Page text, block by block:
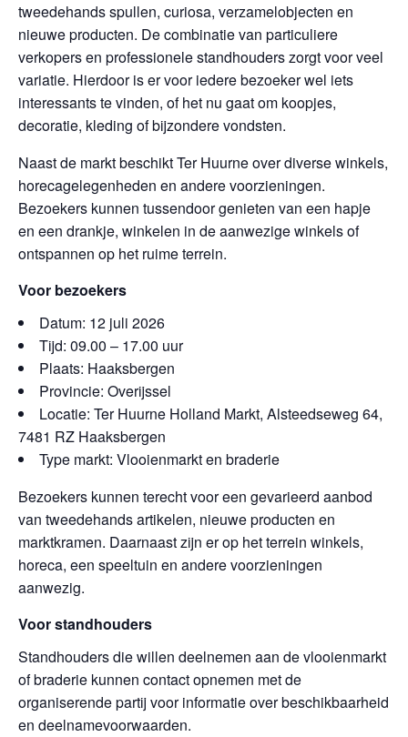
tweedehands spullen, curiosa, verzamelobjecten en
nieuwe producten. De combinatie van particuliere
verkopers en professionele standhouders zorgt voor veel
variatie. Hierdoor is er voor iedere bezoeker wel iets
interessants te vinden, of het nu gaat om koopjes,
decoratie, kleding of bijzondere vondsten.
Naast de markt beschikt Ter Huurne over diverse winkels,
horecagelegenheden en andere voorzieningen.
Bezoekers kunnen tussendoor genieten van een hapje
en een drankje, winkelen in de aanwezige winkels of
ontspannen op het ruime terrein.
Voor bezoekers
Datum: 12 juli 2026
Tijd: 09.00 – 17.00 uur
Plaats: Haaksbergen
Provincie: Overijssel
Locatie: Ter Huurne Holland Markt, Alsteedseweg 64,
7481 RZ Haaksbergen
Type markt: Vlooienmarkt en braderie
Bezoekers kunnen terecht voor een gevarieerd aanbod
van tweedehands artikelen, nieuwe producten en
marktkramen. Daarnaast zijn er op het terrein winkels,
horeca, een speeltuin en andere voorzieningen
aanwezig.
Voor standhouders
Standhouders die willen deelnemen aan de vlooienmarkt
of braderie kunnen contact opnemen met de
organiserende partij voor informatie over beschikbaarheid
en deelnamevoorwaarden.